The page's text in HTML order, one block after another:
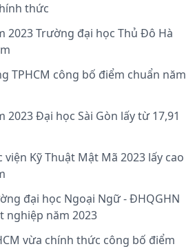
thức
2023 Trường đại học Thủ Đô Hà
TPHCM công bố điểm chuẩn năm
2023 Đại học Sài Gòn lấy từ 17,91
Kỹ Thuật Mật Mã 2023 lấy cao
đại học Ngoại Ngữ - ĐHQGHN
nghiệp năm 2023
vừa chính thức công bố điểm